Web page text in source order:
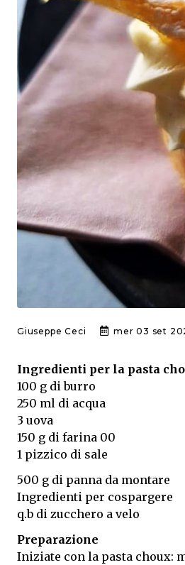
Giuseppe Ceci mer 03 set
Ingredienti per la pasta
100 g di burro
250 ml di acqua
3 uova
150 g di farina 00
1 pizzico di sale
500 g di panna da montare
Ingredienti per cospargere
q.b di zucchero a velo
Preparazione
Iniziate con la pasta choux: